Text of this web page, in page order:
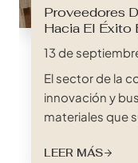
Proveedores
Hacia El Éxito
13 de
El sector de la
innovación y
materiales que
chapa laminada
LEER MÁS